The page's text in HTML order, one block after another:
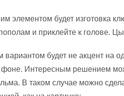
элементом будет изготовка
и приклейте к голове.
будет не акцент на
Интересным решением
В таком случае можно